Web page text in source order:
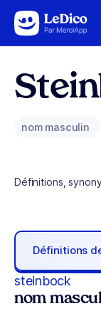
Aller au contenu
nom masculin
Définitions,
Définitions
steinbock
nom